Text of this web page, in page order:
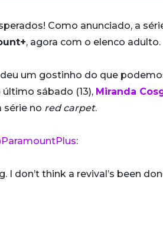
Como anunciado, a
, agora com o elenco adulto.
um gostinho do que
sábado (13), Miranda
série no red carpet.
:
I don’t think a revival’s been